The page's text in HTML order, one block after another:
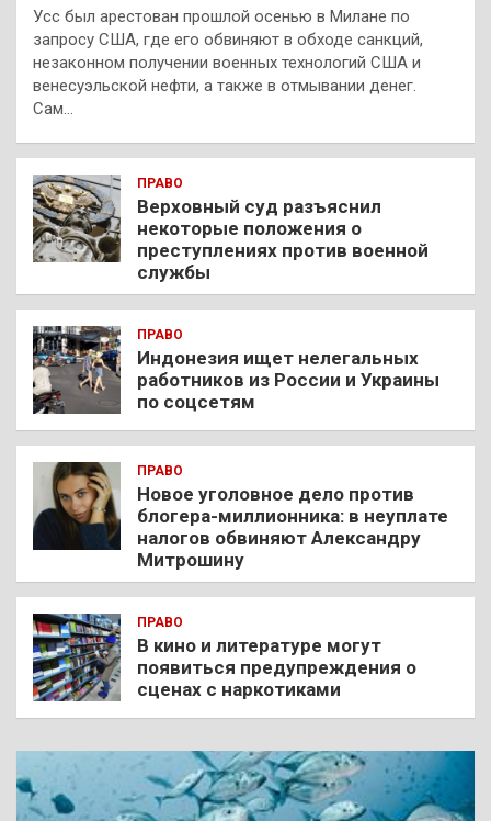
Усс был арестован прошлой осенью в Милане по
запросу США, где его обвиняют в обходе санкций,
незаконном получении военных технологий США и
венесуэльской нефти, а также в отмывании денег.
Сам…
ПРАВО
Верховный суд разъяснил
некоторые положения о
преступлениях против военной
службы
ПРАВО
Индонезия ищет нелегальных
работников из России и Украины
по соцсетям
ПРАВО
Новое уголовное дело против
блогера-миллионника: в неуплате
налогов обвиняют Александру
Митрошину
ПРАВО
В кино и литературе могут
появиться предупреждения о
сценах с наркотиками